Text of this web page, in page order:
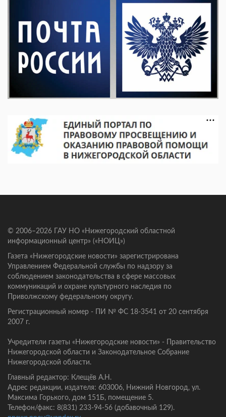
© 2006–2026 ГАУ НО «Нижегородский областной
информационный центр» («НОИЦ»)
Газета «Нижегородские новости» зарегистрирована
Управлением Федеральной службы по надзору за
соблюдением законодательства в сфере массовых
коммуникаций и охране культурного наследия по
Приволжскому федеральному округу.
Регистрационный номер - ПИ № ФС 18-3541 от 20 сентября
2007 г.
Учредители газеты «Нижегородские новости» - Правительство
Нижегородской области и Законодательное Собрание
Нижегородской области.
Главный редактор: Клещёв А.Н.
Адрес редакции, издателя: 603006, Нижний Новгород, ул.
Максима Горького, дом 151Б, помещение 5.
Телефон/факс: 8(831) 233-94-56 (добавочный 129).